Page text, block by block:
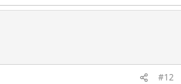
#12